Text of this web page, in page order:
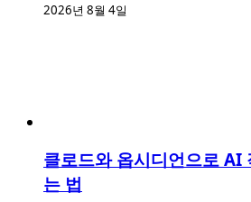
2026년 8월 4일
클로드와 옵시디언으로 AI
는 법